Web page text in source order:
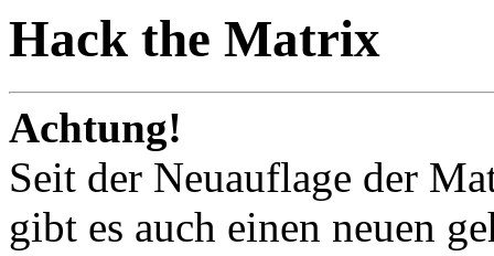
Hack the Matrix
Achtung!
Seit der Neuauflage der
gibt es auch einen neuen